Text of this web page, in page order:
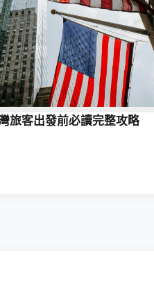
旅客出發前必讀完整攻略